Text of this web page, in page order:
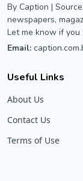
By Caption |
newspapers,
Let me know if
Email:
Useful Links
About Us
Contact Us
Terms of Use